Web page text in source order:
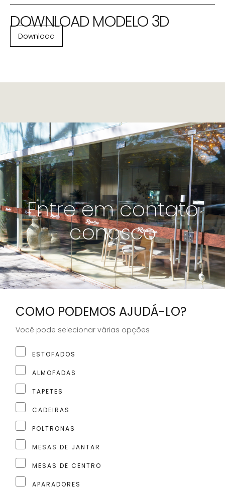
DOWNLOAD MODELO 3D
Download
Entre em contato
conosco
COMO PODEMOS AJUDÁ-LO?
Você pode selecionar várias opções
ESTOFADOS
ALMOFADAS
TAPETES
CADEIRAS
POLTRONAS
MESAS DE JANTAR
MESAS DE CENTRO
APARADORES